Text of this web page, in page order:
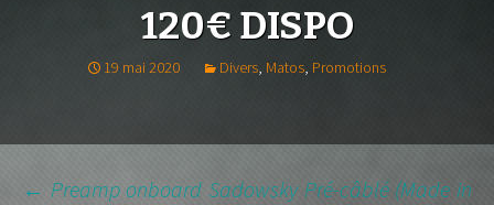
120€ DISPO
19 mai 2020 Divers, Matos, Promotions
← Preamp onboard Sadowsky Pré-câblé (Made in